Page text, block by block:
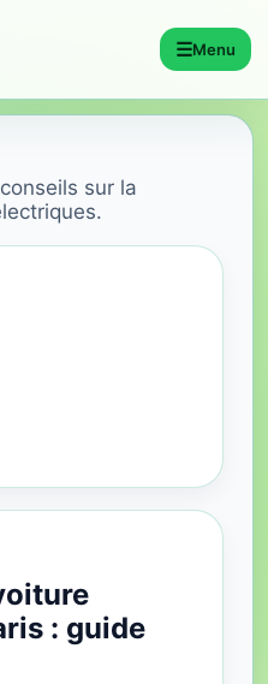
☰Menu
sur la
: guide